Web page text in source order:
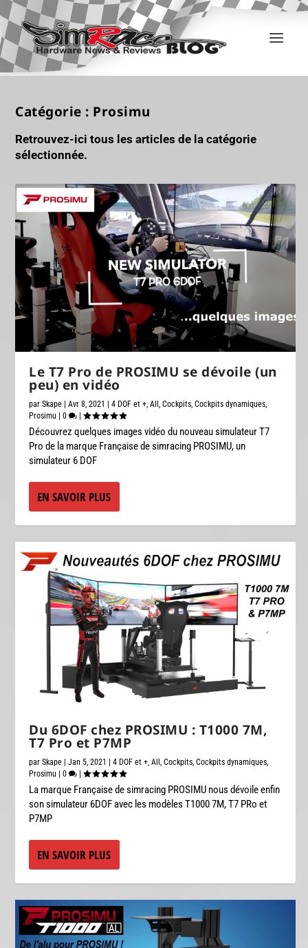
Catégorie : Prosimu
Retrouvez-ici tous les articles de la catégorie
sélectionnée.
Le T7 Pro de PROSIMU se dévoile (un
peu) en vidéo
parSkape |Avr 8, 2021 |4 DOF et +,All,Cockpits,Cockpits dynamiques,
Prosimu
|0 |
Découvrez quelques images vidéo du nouveau simulateur T7
Pro de la marque Française de simracing PROSIMU, un
simulateur 6 DOF
EN SAVOIR PLUS
Du 6DOF chez PROSIMU : T1000 7M,
T7 Pro et P7MP
parSkape |Jan 5, 2021 |4 DOF et +,All,Cockpits,Cockpits dynamiques,
Prosimu
|0 |
La marque Française de simracing PROSIMU nous dévoile enfin
son simulateur 6DOF avec les modèles T1000 7M, T7 PRo et
P7MP
EN SAVOIR PLUS